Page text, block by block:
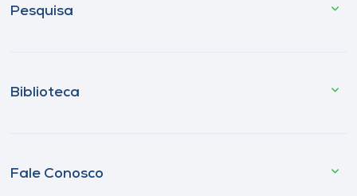
Pesquisa
Biblioteca
Fale Conosco